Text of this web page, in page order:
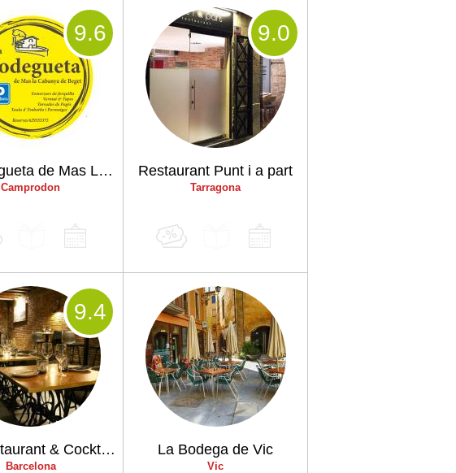
La Bodegueta de Mas La Cabanya de Beget
Camprodon
9.6
Restaurant Punt i a part
Tarragona
9.0
Raó Restaurant & Cocktail Bar
Barcelona
9.4
La Bodega de Vic
Vic